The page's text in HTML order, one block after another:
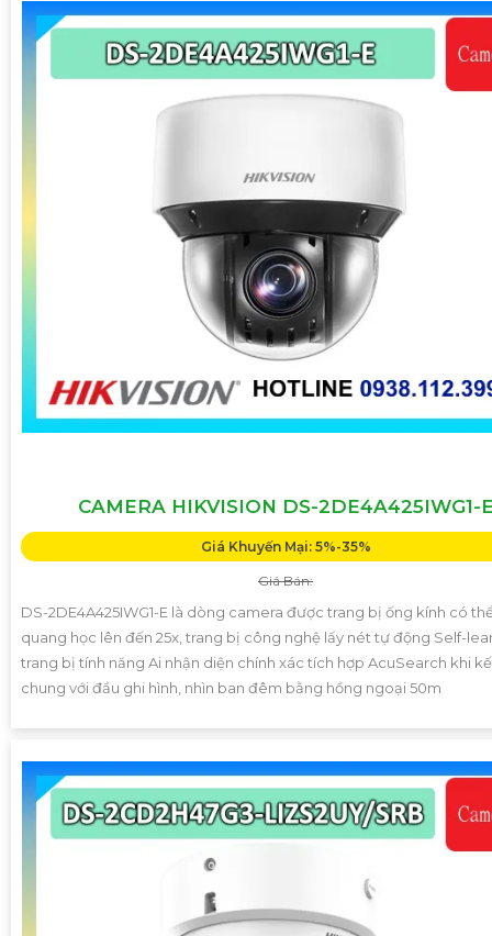
CAMERA HIKVISION DS-2DE4A425IWG1-
Giá Khuyến Mại: 5%-35%
Giá Bán:
DS-2DE4A425IWG1-E là dòng camera được trang bị ống kính có
quang học lên đến 25x, trang bị công nghệ lấy nét tự động Self-
trang bị tính năng Ai nhận diện chính xác tích hợp AcuSearch khi
chung với đầu ghi hình, nhìn ban đêm bằng hồng ngoại 50m